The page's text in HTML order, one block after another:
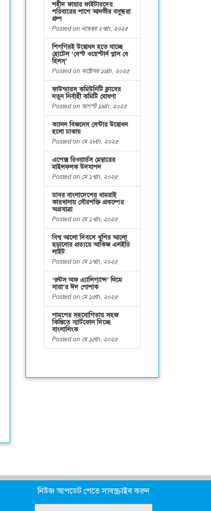
শহীদ ফায়ার ফাইটারদের
পরিবারের পাশে আনভীর বসুন্ধরা
গ্রুপ
Posted on নভেম্বর ২৭th, ২০২৫
শিগগিরই উদ্বোধন হতে যাচ্ছে
হোটেল ‘বেস্ট ওয়েস্টার্ন প্লাস বে
হিলস্’
Posted on অক্টোবর ১৬th, ২০২৫
ফাউন্ডারস কমিউনিটি ক্লাবের
নতুন নির্বাহী কমিটি ঘোষণা
Posted on আগস্ট ১৯th, ২০২৫
ক্যানন বিজনেস সেন্টার উদ্বোধন
হলো ঢাকায়
Posted on মে ২৮th, ২০২৫
এপেক্স রিওয়ার্ডস মেম্বারের
মাইলফলক উদযাপন
Posted on মে ১৭th, ২০২৫
ডাবর বাংলাদেশের ধামরাই
কারখানায় সৌরশক্তি প্রকল্পের
অগ্রযাত্রা
Posted on মে ১৭th, ২০২৫
বিশ্ব আলো দিবসে খুশির আলো
ছড়ানোর প্রত্যয়ে আকিজ এলইডি
লাইট
Posted on মে ১৭th, ২০২৫
‘রুটস অফ এ্যালিগ্যান্স’ থিমে
সারা’র ঈদ পোশাক
Posted on মে ১৫th, ২০২৫
পামপের সহযোগিতায় সহজ
কিস্তিতে স্মার্টফোন দিচ্ছে
বাংলালিংক
Posted on মে ১৫th, ২০২৫
নিউজ আপডেট পেতে সাবস্ক্রাইব করুন